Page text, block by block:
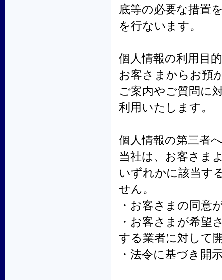
底等の必要な措置
を行ないます。
個人情報の利用目的
お客さまからお預
ご案内やご質問に
利用いたします。
個人情報の第三者
当社は、お客さま
いずれかに該当す
せん。
・お客さまの同意
・お客さまが希望
する業者に対して
・法令に基づき開